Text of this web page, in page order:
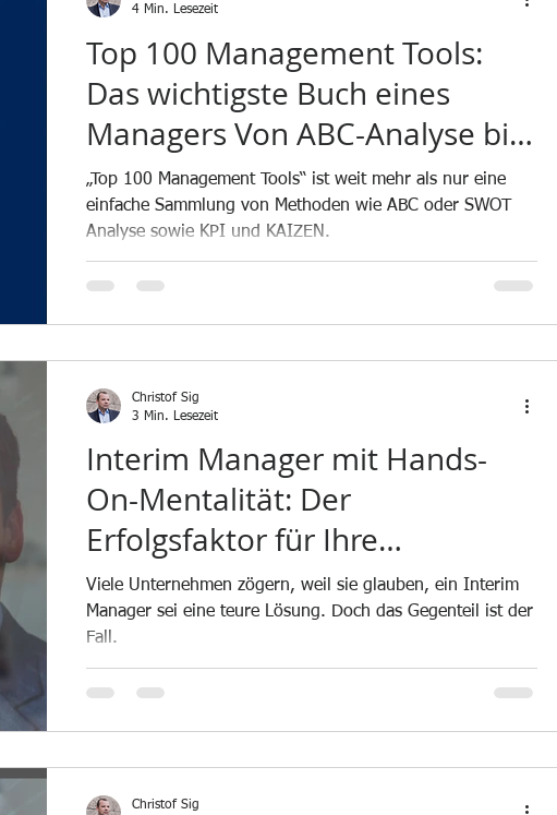
Top 100 Management Tools:
Das wichtigste Buch eines
Managers Von ABC-Analyse bis
Zielvereinbarung
„Top 100 Management Tools“ ist weit mehr als nur eine
einfache Sammlung von Methoden wie ABC oder SWOT
Analyse sowie KPI und KAIZEN.
4 Min. Lesezeit
Interim Manager mit Hands-
On-Mentalität: Der
Erfolgsfaktor für Ihre
Produktion
Viele Unternehmen zögern, weil sie glauben, ein Interim
Manager sei eine teure Lösung. Doch das Gegenteil ist der
Fall.
Christof Sig
3 Min. Lesezeit
Christof Sig